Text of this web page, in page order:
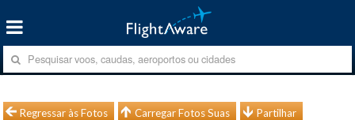
Regressar às Fotos Carregar Fotos Suas Partilhar